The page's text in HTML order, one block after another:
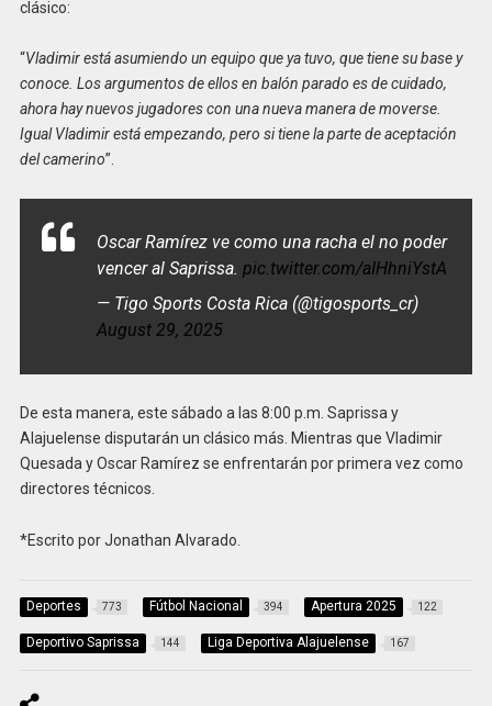
clásico:
“Vladimir está asumiendo un equipo que ya tuvo, que tiene su base y
conoce. Los argumentos de ellos en balón parado es de cuidado,
ahora hay nuevos jugadores con una nueva manera de moverse.
Igual Vladimir está empezando, pero si tiene la parte de aceptación
del camerino”.
Oscar Ramírez ve como una racha el no poder
vencer al Saprissa. pic.twitter.com/aIHhniYstA
— Tigo Sports Costa Rica (@tigosports_cr)
August 29, 2025
De esta manera, este sábado a las 8:00 p.m. Saprissa y
Alajuelense disputarán un clásico más. Mientras que Vladimir
Quesada y Oscar Ramírez se enfrentarán por primera vez como
directores técnicos.
*Escrito por Jonathan Alvarado.
Deportes 773 Fútbol Nacional 394 Apertura 2025 122
Deportivo Saprissa 144 Liga Deportiva Alajuelense 167